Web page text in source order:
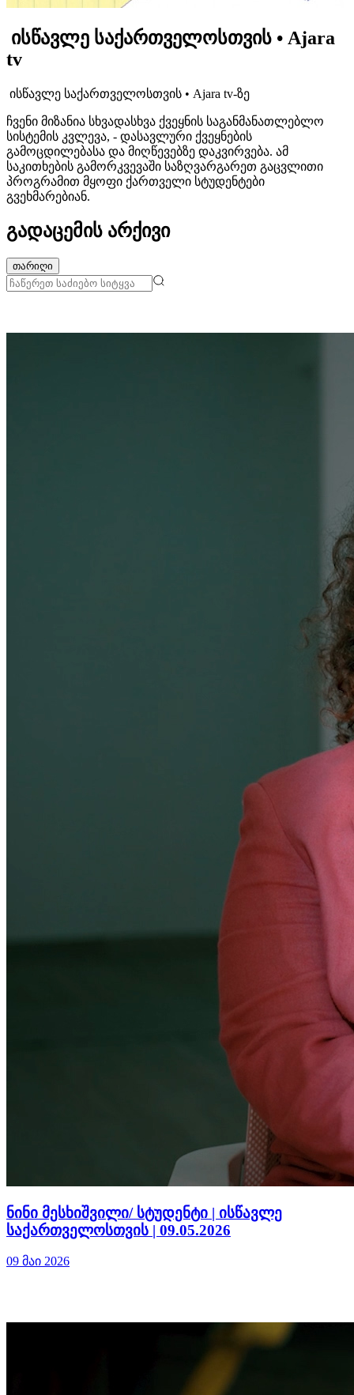
ისწავლე საქართველოსთვის • Ajara
tv
ისწავლე საქართველოსთვის • Ajara tv-ზე
ჩვენი მიზანია სხვადასხვა ქვეყნის საგანმანათლებლო
სისტემის კვლევა, - დასავლური ქვეყნების
გამოცდილებასა და მიღწევებზე დაკვირვება. ამ
საკითხების გამორკვევაში საზღვარგარეთ გაცვლითი
პროგრამით მყოფი ქართველი სტუდენტები
გვეხმარებიან.
გადაცემის არქივი
თარიღი
ნინი მესხიშვილი/ სტუდენტი | ისწავლე
საქართველოსთვის | 09.05.2026
09 მაი 2026